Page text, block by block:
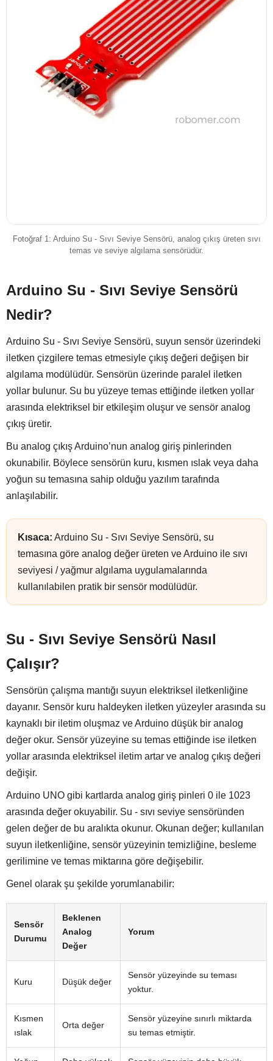
Fotoğraf 1: Arduino Su - Sıvı Seviye Sensörü, analog çıkış üreten sıvı
temas ve seviye algılama sensörüdür.
Arduino Su - Sıvı Seviye Sensörü
Nedir?
Arduino Su - Sıvı Seviye Sensörü, suyun sensör üzerindeki
iletken çizgilere temas etmesiyle çıkış değeri değişen bir
algılama modülüdür. Sensörün üzerinde paralel iletken
yollar bulunur. Su bu yüzeye temas ettiğinde iletken yollar
arasında elektriksel bir etkileşim oluşur ve sensör analog
çıkış üretir.
Bu analog çıkış Arduino’nun analog giriş pinlerinden
okunabilir. Böylece sensörün kuru, kısmen ıslak veya daha
yoğun su temasına sahip olduğu yazılım tarafında
anlaşılabilir.
Kısaca: Arduino Su - Sıvı Seviye Sensörü, su
temasına göre analog değer üreten ve Arduino ile sıvı
seviyesi / yağmur algılama uygulamalarında
kullanılabilen pratik bir sensör modülüdür.
Su - Sıvı Seviye Sensörü Nasıl
Çalışır?
Sensörün çalışma mantığı suyun elektriksel iletkenliğine
dayanır. Sensör kuru haldeyken iletken yüzeyler arasında su
kaynaklı bir iletim oluşmaz ve Arduino düşük bir analog
değer okur. Sensör yüzeyine su temas ettiğinde ise iletken
yollar arasında elektriksel iletim artar ve analog çıkış değeri
değişir.
Arduino UNO gibi kartlarda analog giriş pinleri 0 ile 1023
arasında değer okuyabilir. Su - sıvı seviye sensöründen
gelen değer de bu aralıkta okunur. Okunan değer; kullanılan
suyun iletkenliğine, sensör yüzeyinin temizliğine, besleme
gerilimine ve temas miktarına göre değişebilir.
Genel olarak şu şekilde yorumlanabilir:
Sensör
Durumu
Beklenen
Analog
Değer
Yorum
Kuru Düşük değer
Sensör yüzeyinde su teması
yoktur.
Kısmen
ıslak
Orta değer
Sensör yüzeyine sınırlı miktarda
su temas etmiştir.